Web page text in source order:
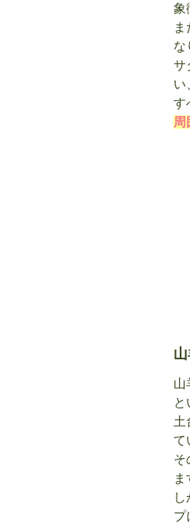
象
な
サ
い
す
周
山
と
土
て
そ
ま
し
プ